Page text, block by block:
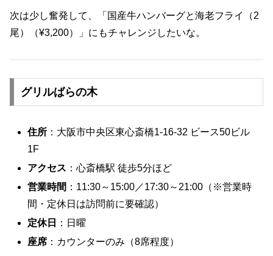
次は少し奮発して、「国産牛ハンバーグと海老フライ（2
尾）（¥3,200）」にもチャレンジしたいな。
グリルばらの木
住所 ：大阪市中央区東心斎橋1-16-32 ビース50ビル
1F
アクセス ：心斎橋駅 徒歩5分ほど
営業時間 ：11:30～15:00／17:30～21:00（※営業時
間・定休日は訪問前に要確認）
定休日
：日曜
座席 ：カウンターのみ（8席程度）